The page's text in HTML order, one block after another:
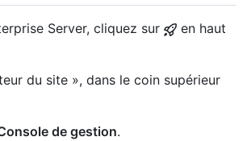
Server, cliquez sur
en haut
du site », dans le coin supérieur
de gestion.